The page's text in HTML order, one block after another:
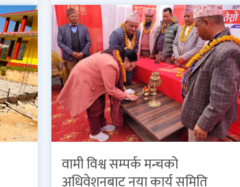
वामी विश्व सम्पर्क मन्चको
अधिवेशनबाट नया कार्य समिति